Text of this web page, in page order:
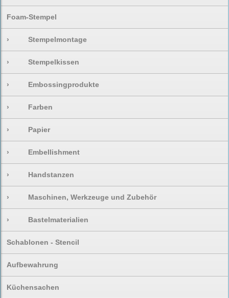
Foam-Stempel
› Stempelmontage
› Stempelkissen
› Embossingprodukte
› Farben
› Papier
› Embellishment
› Handstanzen
› Maschinen, Werkzeuge und Zubehör
› Bastelmaterialien
Schablonen - Stencil
Aufbewahrung
Küchensachen